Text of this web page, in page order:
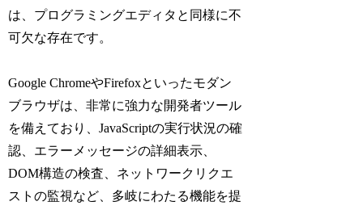
は、プログラミングエディタと同様に不
可欠な存在です。
Google ChromeやFirefoxといったモダン
ブラウザは、非常に強力な開発者ツール
を備えており、JavaScriptの実行状況の確
認、エラーメッセージの詳細表示、
DOM構造の検査、ネットワークリクエ
ストの監視など、多岐にわたる機能を提